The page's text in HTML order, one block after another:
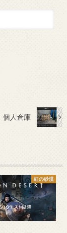
個人倉庫
紅の砂漠